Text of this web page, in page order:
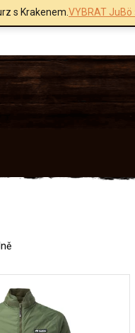
s Krakenem.VYBRAT JuBö